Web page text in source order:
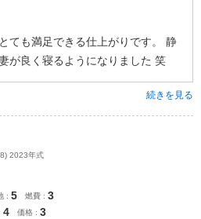
ても満足できる仕上がりです。 静
が良く寝るようになりました 笑
続きを見る
2023年式
5 燃費 3
4 価格 3